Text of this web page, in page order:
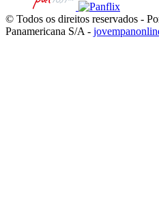
© Todos os direitos reservados -
Panamericana S/A -